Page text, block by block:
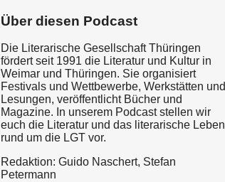
Über diesen Podcast
Die Literarische Gesellschaft Thüringen
fördert seit 1991 die Literatur und Kultur in
Weimar und Thüringen. Sie organisiert
Festivals und Wettbewerbe, Werkstätten und
Lesungen, veröffentlicht Bücher und
Magazine. In unserem Podcast stellen wir
euch die Literatur und das literarische Leben
rund um die LGT vor.
Redaktion: Guido Naschert, Stefan
Petermann